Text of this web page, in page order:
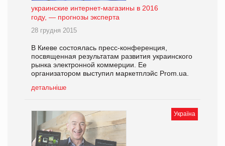
украинские интернет-магазины в 2016
году, — прогнозы эксперта
28 грудня 2015
В Киеве состоялась пресс-конференция,
посвященная результатам развития украинского
рынка электронной коммерции. Ее
организатором выступил маркетплэйс Prom.ua.
детальніше
Україна